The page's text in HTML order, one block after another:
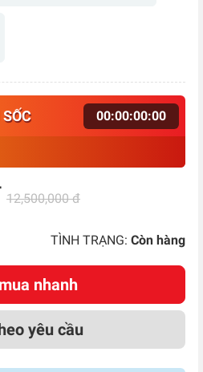
00:00:00:00
12,500,000 đ
TÌNH TRẠNG: Còn hàng
nhanh
yêu cầu